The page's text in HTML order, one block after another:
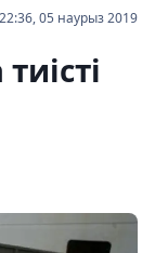
22:36, 05 наурыз 2019